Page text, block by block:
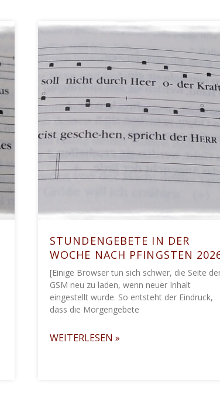
STUNDENGEBETE IN DER
WOCHE NACH PFINGSTEN
[Einige Browser tun sich schwer, die Seite
GSM neu zu laden, wenn neuer Inhalt
eingestellt wurde. So entsteht der Eindruck,
dass die Morgengebete
WEITERLESEN »